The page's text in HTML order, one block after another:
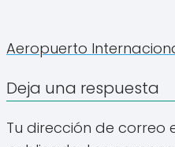
Aeropuerto
Deja una respuesta
Tu dirección de correo